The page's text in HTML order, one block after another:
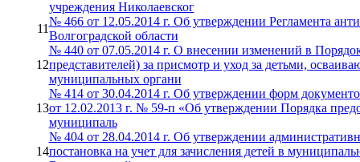
учреждения Николаевског
11
№ 466 от 12.05.2014 г. Об утверждении Регламента
Волгоградской области
12
№ 440 от 07.05.2014 г. О внесении изменений в
представителей) за присмотр и уход за детьми,
муниципальных органи
13
№ 414 от 30.04.2014 г. Об утверждении форм
от 12.02.2013 г. № 59-п «Об утверждении Порядка
муниципаль
14
№ 404 от 28.04.2014 г. Об утверждении
постановка на учет для зачисления детей в